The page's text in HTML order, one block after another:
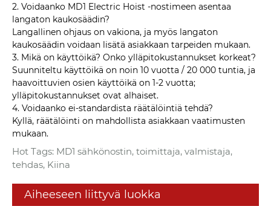
2. Voidaanko MD1 Electric Hoist -nostimeen asentaa
langaton kaukosäädin?
Langallinen ohjaus on vakiona, ja myös langaton
kaukosäädin voidaan lisätä asiakkaan tarpeiden mukaan.
3. Mikä on käyttöikä? Onko ylläpitokustannukset korkeat?
Suunniteltu käyttöikä on noin 10 vuotta / 20 000 tuntia, ja
haavoittuvien osien käyttöikä on 1-2 vuotta;
ylläpitokustannukset ovat alhaiset.
4. Voidaanko ei-standardista räätälöintiä tehdä?
Kyllä, räätälöinti on mahdollista asiakkaan vaatimusten
mukaan.
Hot Tags: MD1 sähkönostin, toimittaja, valmistaja,
tehdas, Kiina
Aiheeseen liittyvä luokka